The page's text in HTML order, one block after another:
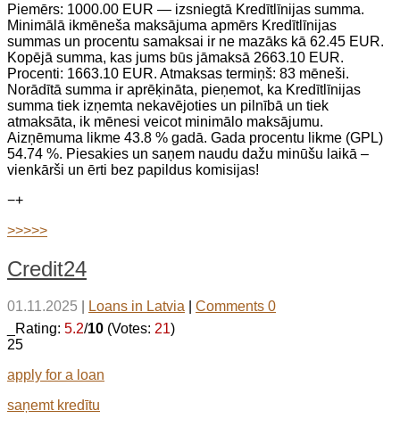
Piemērs: 1000.00 EUR — izsniegtā Kredītlīnijas summa.
Minimālā ikmēneša maksājuma apmērs Kredītlīnijas
summas un procentu samaksai ir ne mazāks kā 62.45 EUR.
Kopējā summa, kas jums būs jāmaksā 2663.10 EUR.
Procenti: 1663.10 EUR. Atmaksas termiņš: 83 mēneši.
Norādītā summa ir aprēķināta, pieņemot, ka Kredītlīnijas
summa tiek izņemta nekavējoties un pilnībā un tiek
atmaksāta, ik mēnesi veicot minimālo maksājumu.
Aizņēmuma likme 43.8 % gadā. Gada procentu likme (GPL)
54.74 %. Piesakies un saņem naudu dažu minūšu laikā –
vienkārši un ērti bez papildus komisijas!
−+
>>>>>
Credit24
01.11.2025 Loans in Latvia
Comments 0
_Rating: 5.2/10 (Votes: 21)
25
apply for a loan
saņemt kredītu